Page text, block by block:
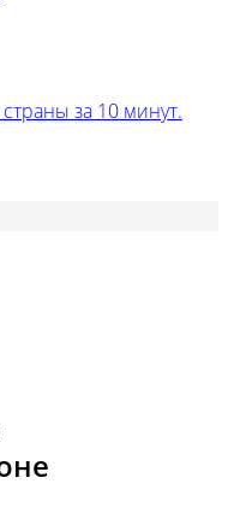
за 10 минут.